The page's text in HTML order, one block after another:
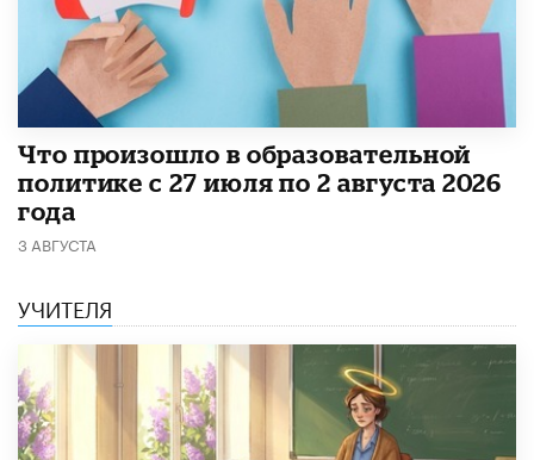
​Что произошло в образовательной
политике с 27 июля по 2 августа 2026
года
3 АВГУСТА
УЧИТЕЛЯ